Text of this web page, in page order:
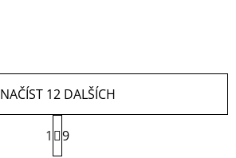
NAČÍST 12 DALŠÍCH
S
t
r
1
9